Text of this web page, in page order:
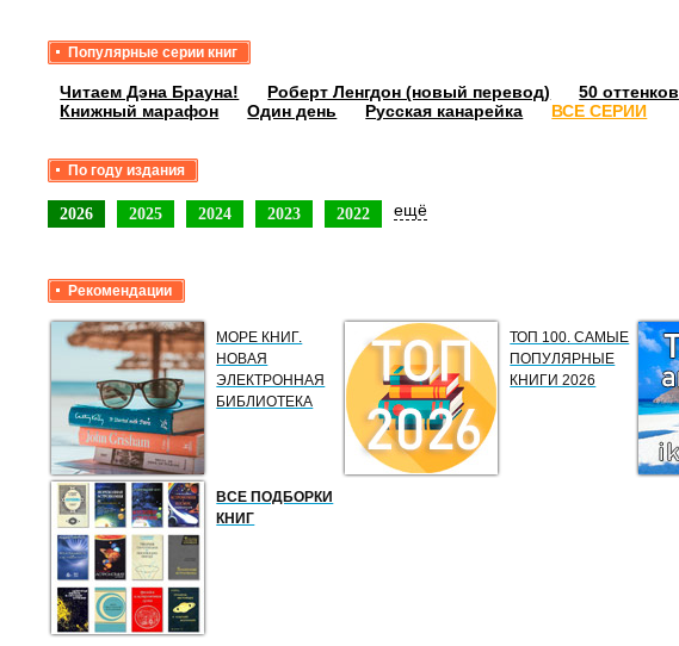
Популярные серии книг
Читаем Дэна Брауна! Роберт Ленгдон (новый перевод) 50 оттенков
Книжный марафон
Один день Русская канарейка ВСЕ СЕРИИ
По году издания
2026 2025 2024 2023 2022 ещё
Рекомендации
МОРЕ КНИГ.
НОВАЯ
ЭЛЕКТРОННАЯ
БИБЛИОТЕКА
ТОП 100. САМЫЕ
ПОПУЛЯРНЫЕ
КНИГИ 2026
ВСЕ ПОДБОРКИ
КНИГ